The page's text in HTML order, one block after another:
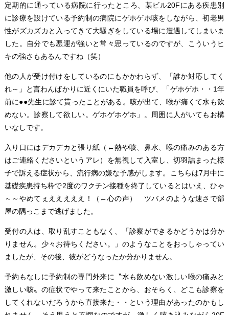
定期的に通っている病院に行ったところ、某ビル20Fにある疾患別
に診療を設けている予約制の病院にゲホゲホ咳をしながら、初老男
性がズカズカと入ってきて大騒ぎをしている場に遭遇してしまいま
した。自分でも悪運が強いと常々思っているのですが、こういうヒ
キの強さもあるんですね（笑）
他の人が受け付けをしているのにもかかわらず、「誰か対応してく
れ～」と言わんばかりに近くにいた職員を呼び、「ゲホゲホ・・1年
前に●●先生に診て貰ったことがある。咳が出て、喉が痛くて水も飲
めない。診察して欲しい。ゲホゲホゲホ」。周囲に人がいてもお構
いなしです。
入り口にはデカデカと張り紙（←熱や咳、鼻水、喉の痛みのある方
はご連絡くださいというアレ）を無視して入室し、切羽詰まった様
子で訴える症状から、流行病の嫌な予感がします。こちらは7月中に
基礎疾患持ち枠で2度のワクチン接種を終了しているとはいえ、ひゃ
～～やめてぇえええええ！（←心の声） ツバメのような速さで部
屋の隅っこまで逃げました。
受付の人は、取り乱すこともなく、「診察ができるかどうかは分か
りません。少々お待ちください。」のようなことをおっしゃってい
ましたが、その後、彼がどうなったか分かりません。
予約もなしに予約制の専門外来に〝水も飲めない激しい喉の痛みと
激しい咳〟の症状でやって来たことから、おそらく、どこも診察を
してくれないだろうから直接来た・・という理由があったのかもし